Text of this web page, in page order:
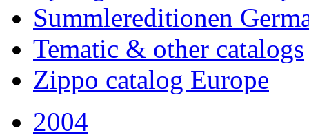
Summlereditionen
Tematic & other catalogs
Zippo catalog Europe
2004